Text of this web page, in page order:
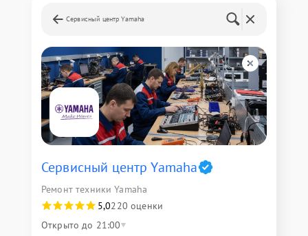
Сервисный центр Yamaha
Сервисный центр Yamaha
Ремонт техники Yamaha
5,0220 оценки
Открыто до 21:00